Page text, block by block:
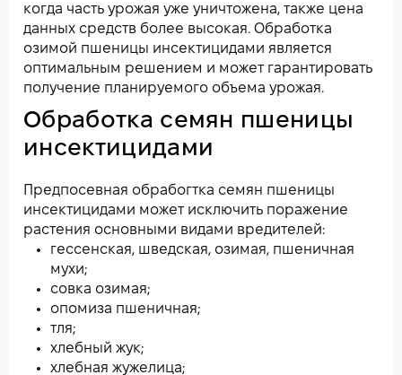
когда часть урожая уже уничтожена, также цена
данных средств более высокая. Обработка
озимой пшеницы инсектицидами является
оптимальным решением и может гарантировать
получение планируемого объема урожая.
Обработка семян пшеницы
инсектицидами
Предпосевная обрабогтка семян пшеницы
инсектицидами может исключить поражение
растения основными видами вредителей:
гессенская, шведская, озимая, пшеничная
мухи;
совка озимая;
опомиза пшеничная;
тля;
хлебный жук;
хлебная жужелица;